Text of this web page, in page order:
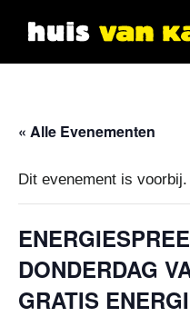
« Alle Evenementen
Dit evenement is voorbij.
DONDERDAG
GRATIS